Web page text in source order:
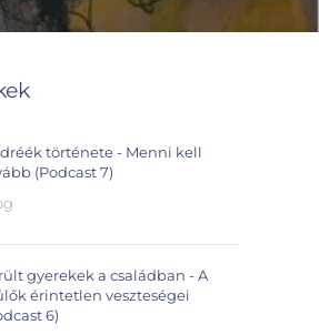
története - Menni kell
(Podcast 7)
gyerekek a családban - A
érintetlen veszteségei
6)